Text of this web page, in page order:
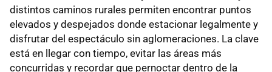
distintos caminos rurales permiten encontrar puntos
elevados y despejados donde estacionar legalmente y
disfrutar del espectáculo sin aglomeraciones. La clave
está en llegar con tiempo, evitar las áreas más
concurridas y recordar que pernoctar dentro de la